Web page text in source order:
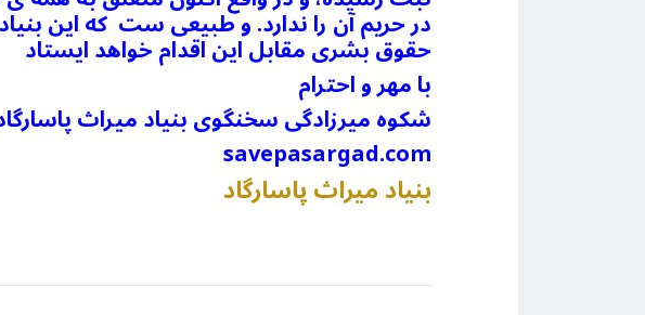
در حریم آن را ندارد. و طبیعی ست که این
حقوق بشری مقابل این اقدام خواهد ایستاد
با مهر و احترام
شکوه میرزادگی سخنگوی بنیاد میراث
savepasargad.com
بنیاد میراث پاسارگاد